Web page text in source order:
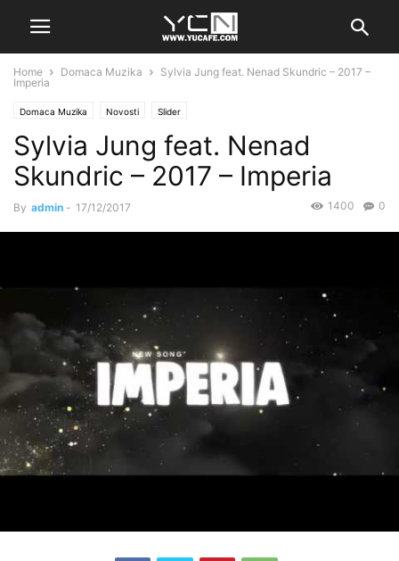
Home Domaca Muzika
Sylvia Jung feat. Nenad Skundric – 2017 –
Imperia
Domaca Muzika Novosti Slider
Sylvia Jung feat. Nenad
Skundric – 2017 – Imperia
By admin - 17/12/2017 0
1400